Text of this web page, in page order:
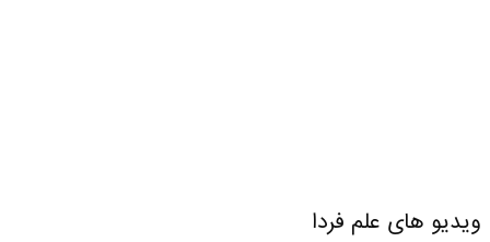
ویدیو های علم فردا